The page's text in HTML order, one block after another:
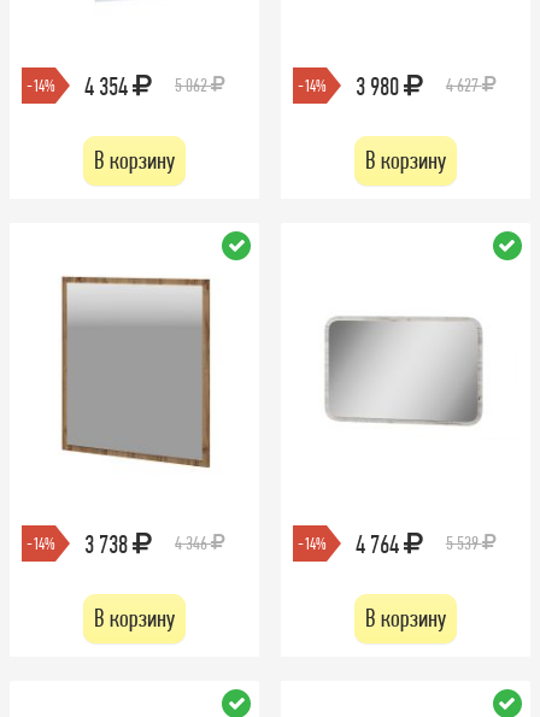
-14% 4 354 5 062
В корзину
-14% 3 980 4 627
В корзину
-14% 3 738 4 346
В корзину
-14% 4 764 5 539
В корзину